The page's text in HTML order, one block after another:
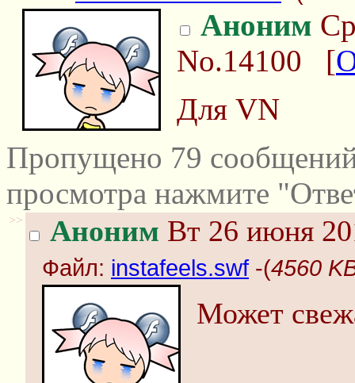
Аноним
No.14100 [
Для VN
Пропущено 79
просмотра нажмите
>> Аноним Вт 26 июня
Файл: instafeels.swf -(4560
Может